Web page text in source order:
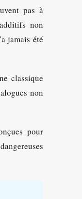
pas à
non
jamais été
classique
non
pour